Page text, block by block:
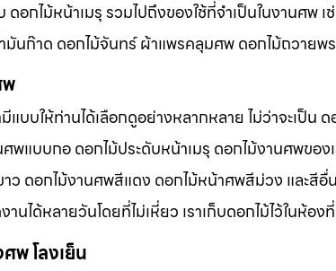
ดอกไม้หน้าเมรุ รวมไปถึงของใช้ที่จำเป็นในงาน
มันก๊าด ดอกไม้จันทร์ ผ้าแพรคลุมศพ ดอกไม้ถวายพ
แบบให้ท่านได้เลือกดูอย่างหลากหลาย ไม่ว่าจะเ
พแบบกอ ดอกไม้ประดับหน้าเมรุ ดอกไม้งานศพขอ
ว ดอกไม้งานศพสีแดง ดอกไม้หน้าศพสีม่วง และสีอื่
านได้หลายวันโดยที่ไม่เหี่ยว เราเก็บดอกไม้ไว้ใน
พ โลงเย็น